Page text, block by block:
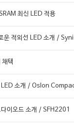
최신 LED 적용
운 적외선 LED 소개 /
택
LED 소개 / Oslon
이오드 소개 / SFH2201